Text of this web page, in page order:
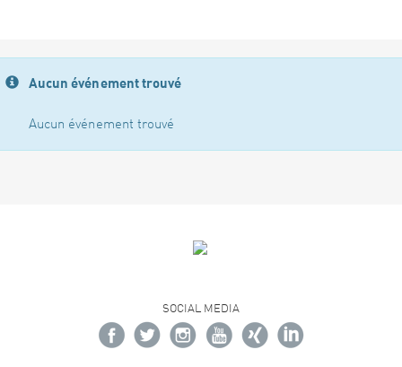
Aucun événement trouvé
Aucun événement trouvé
SOCIAL MEDIA